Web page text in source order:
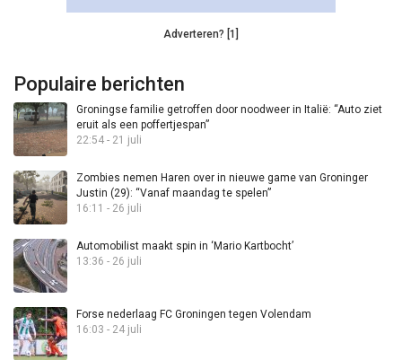
Adverteren? [1]
Populaire berichten
Groningse familie getroffen door noodweer in Italië: “Auto ziet
eruit als een poffertjespan”
22:54 - 21 juli
Zombies nemen Haren over in nieuwe game van Groninger
Justin (29): “Vanaf maandag te spelen”
16:11 - 26 juli
Automobilist maakt spin in ‘Mario Kartbocht’
13:36 - 26 juli
Forse nederlaag FC Groningen tegen Volendam
16:03 - 24 juli